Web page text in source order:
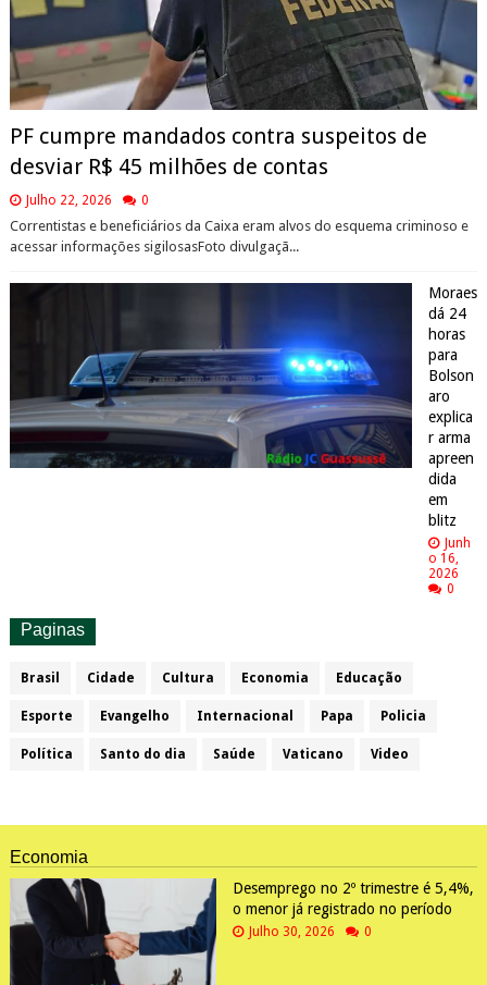
PF cumpre mandados contra suspeitos de
desviar R$ 45 milhões de contas
Julho 22, 2026 0
Correntistas e beneficiários da Caixa eram alvos do esquema criminoso e
acessar informações sigilosasFoto divulgaçã...
Moraes
dá 24
horas
para
Bolson
aro
explica
r arma
apreen
dida
em
blitz
Junh
o 16,
2026
0
Paginas
Brasil Cidade Cultura Economia Educação
Esporte Evangelho Internacional Papa Policia
Política Santo do dia Saúde Vaticano Video
Economia
Desemprego no 2º trimestre é 5,4%,
o menor já registrado no período
Julho 30, 2026 0